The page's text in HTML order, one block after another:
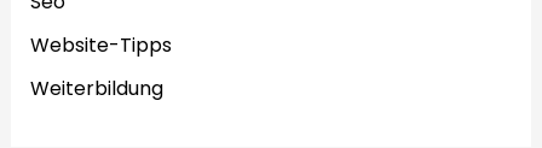
Website-Tipps
Weiterbildung